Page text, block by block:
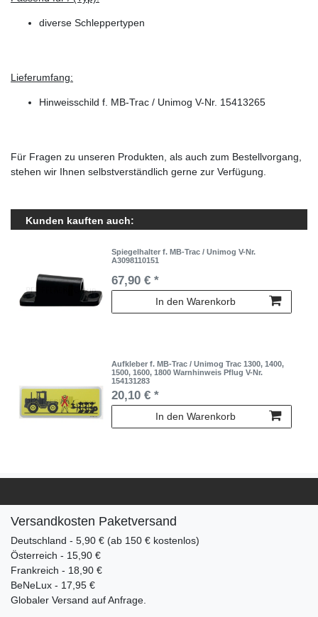
diverse Schleppertypen
Lieferumfang:
Hinweisschild f. MB-Trac / Unimog V-Nr. 15413265
Für Fragen zu unseren Produkten, als auch zum Bestellvorgang,
stehen wir Ihnen selbstverständlich gerne zur Verfügung.
Kunden kauften auch:
Spiegelhalter f. MB-Trac / Unimog V-Nr.
A3098110151
67,90 € *
In den Warenkorb
Aufkleber f. MB-Trac / Unimog Trac 1300, 1400,
1500, 1600, 1800 Warnhinweis Pflug V-Nr.
154131283
20,10 € *
In den Warenkorb
Versandkosten Paketversand
Deutschland - 5,90 € (ab 150 € kostenlos)
Österreich - 15,90 €
Frankreich - 18,90 €
BeNeLux - 17,95 €
Globaler Versand auf Anfrage.